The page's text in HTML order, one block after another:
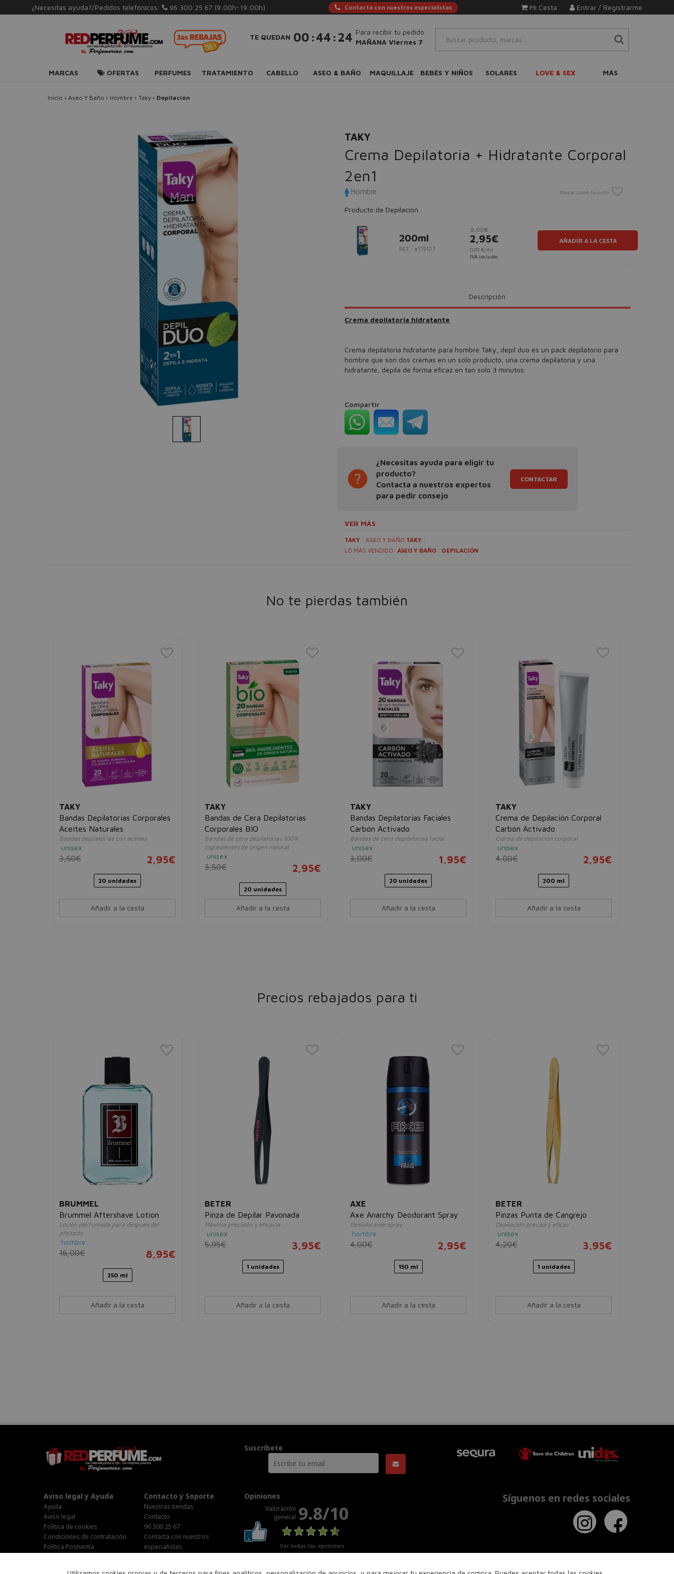
¿Necesitas ayuda?/Pedidos telefónicos: 96 300 25 67 (9:00h-19:00h) Contacta con nuestros especialistas Entrar / Registrarme
Mi Cesta
TE QUEDAN 00 :44 : 23 Para recibir tu pedido
MAÑANA Viernes 7
MARCAS OFERTAS PERFUMES TRATAMIENTO CABELLO ASEO & BAÑO MAQUILLAJE BEBÉS Y NIÑOS SOLARES LOVE & SEX MÁS
Inicio › Aseo Y Baño › Hombre › Taky › Depilación
TAKY
Crema Depilatoria + Hidratante Corporal
2en1
Hombre Marcar como favorito
Producto de Depilación
200ml
REF.: #179107
9,00€
2,95€
0,01 €/ml
IVA incluido
AÑADIR A LA CESTA
Descripción
Crema depilatoria hidratante
Crema depilatoria hidratante para hombre Taky, depil duo es un pack depilatorio para
hombre que son dos cremas en un solo producto, una crema depilatoria y una
hidratante, depila de forma eficaz en tan solo 3 minutos.
Compartir
¿Necesitas ayuda para eligir tu
producto?
Contacta a nuestros expertos
para pedir consejo
CONTACTAR
VER MÁS
TAKY ASEO Y BAÑO TAKY
LO MÁS VENDIDO: ASEO Y BAÑO DEPILACIÓN
No te pierdas también
TAKY
Bandas Depilatorias Corporales
Aceites Naturales
Bandas depilatorias con aceites
unisex
3,50€ 2,95€
20 unidades
Añadir a la cesta
TAKY
Bandas de Cera Depilatorias
Corporales BIO
Bandas de cera depilatorias 100%
ingredientes de origen natural
unisex
3,50€ 2,95€
20 unidades
Añadir a la cesta
TAKY
Bandas Depilatorias Faciales
Carbón Activado
Bandas de cera depilatorias facial
unisex
3,00€ 1,95€
20 unidades
Añadir a la cesta
TAKY
Crema de Depilación Corporal
Carbón Activado
Crema de depilación corporal
unisex
4,00€ 2,95€
200 ml
Añadir a la cesta
Precios rebajados para ti
BRUMMEL
Brummel Aftershave Lotion
Loción perfumada para después del
afeitado
hombre
16,00€ 8,95€
250 ml
Añadir a la cesta
BETER
Pinza de Depilar Pavonada
Máxima precisión y eficacia
unisex
5,95€ 3,95€
1 unidades
Añadir a la cesta
AXE
Axe Anarchy Deodorant Spray
Desodorante spray
hombre
4,00€ 2,95€
150 ml
Añadir a la cesta
BETER
Pinzas Punta de Cangrejo
Depilación precisa y eficaz
unisex
4,20€ 3,95€
1 unidades
Añadir a la cesta
Suscríbete
Aviso legal y Ayuda
Ayuda
Aviso legal
Política de cookies
Condiciones de contratación
Política Postventa
Contacto y Soporte
Nuestras tiendas
Contacto
96 300 25 67
Contacta con nuestros
especialistas
Opiniones
Valoración
general 9.8/10
Ver todas las opiniones
Síguenos en redes sociales